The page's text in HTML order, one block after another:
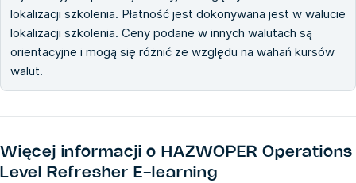
lokalizacji szkolenia. Płatność jest dokonywana jest w walucie
lokalizacji szkolenia. Ceny podane w innych walutach są
orientacyjne i mogą się różnić ze względu na wahań kursów
walut.
Więcej informacji o HAZWOPER Operations
Level Refresher E-learning